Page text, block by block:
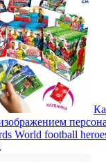
World football